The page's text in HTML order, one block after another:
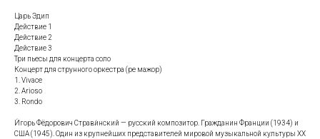
Царь Эдип
Действие 1
Действие 2
Действие 3
Три пьесы для концерта соло
Концерт для струнного оркестра (ре мажор)
1. Vivace
2. Arioso
3. Rondo
И́горь Фёдорович Страви́нский — русский композитор. Гражданин Франции (1934) и
США (1945). Один из крупнейших представителей мировой музыкальной культуры XX